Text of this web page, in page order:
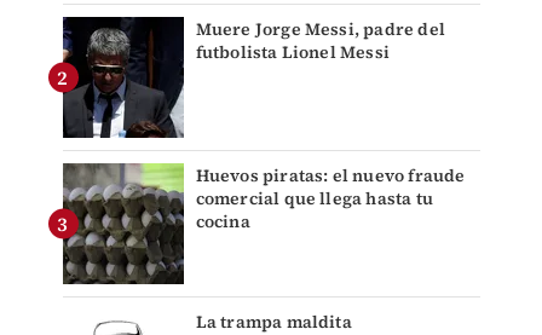
Muere Jorge Messi, padre del
futbolista Lionel Messi
Huevos piratas: el nuevo fraude
comercial que llega hasta tu
cocina
La trampa maldita